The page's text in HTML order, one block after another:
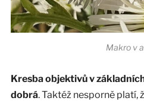
Makro v
Kresba objektivů v
dobrá. Taktéž nesporně platí,